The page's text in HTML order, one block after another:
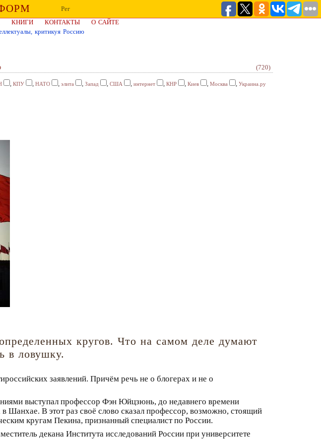
Рег
КНИГИ КОНТАКТЫ
О САЙТЕ
критикуя Россию
(720)
, КПУ , НАТО , элита , Запад , США , интернет , КНР , Киев , Москва , Украина.ру
кругов. Что на самом деле думают
в ловушку.
заявлений. Причём речь не о блогерах и не о
выступал профессор Фэн Юйцзюнь, до недавнего времени
Шанхае. В этот раз своё слово сказал профессор, возможно, стоящий
кругам Пекина, признанный специалист по России.
декана Института исследований России при университете